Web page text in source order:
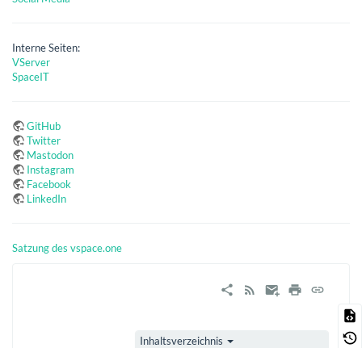
Interne Seiten:
VServer
SpaceIT
GitHub
Twitter
Mastodon
Instagram
Facebook
LinkedIn
Satzung des vspace.one
Inhaltsverzeichnis